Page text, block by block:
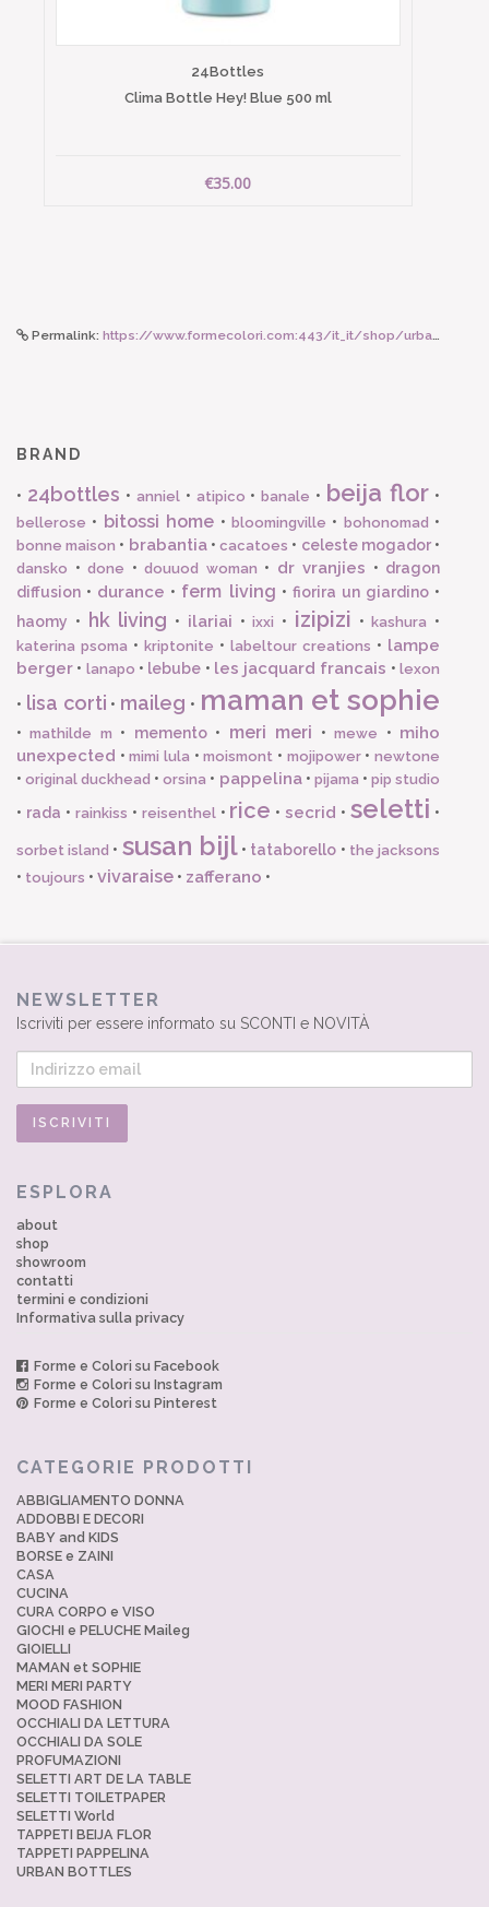
24Bottles
Clima Bottle Hey! Blue 500 ml
€35.00
Permalink: https://www.formecolori.com:443/it_it/shop/urban_bottles/accessori/24bottles_bottle_tie_black/3840
BRAND
• 24bottles • anniel• atipico •banale • beija flor •
bellerose • bitossi home • bloomingville • bohonomad •
bonne maison • brabantia•cacatoes • celeste mogador•
dansko • done • douuod woman • dr vranjies • dragon
diffusion • durance • ferm living • fiorira un giardino•
haomy • hk living • ilariai •ixxi • izipizi •kashura •
katerina psoma • kriptonite • labeltour creations • lampe
berger • lanapo • lebube • les jacquard francais •lexon
• lisa corti • maileg • maman et sophie
•mathilde m • memento• meri meri •mewe • miho
unexpected •mimi lula •moismont • mojipower•newtone
•original duckhead •orsina • pappelina• pijama • pip studio
• rada • rainkiss • reisenthel• rice •secrid •seletti •
sorbet island • susan bijl• tataborello • the jacksons
• toujours • vivaraise • zafferano •
NEWSLETTER
Iscriviti per essere informato su SCONTI e NOVITÀ
ESPLORA
about
shop
showroom
contatti
termini e condizioni
Informativa sulla privacy
Forme e Colori su Facebook
Forme e Colori su Instagram
Forme e Colori su Pinterest
CATEGORIE PRODOTTI
ABBIGLIAMENTO DONNA
ADDOBBI E DECORI
BABY and KIDS
BORSE e ZAINI
CASA
CUCINA
CURA CORPO e VISO
GIOCHI e PELUCHE Maileg
GIOIELLI
MAMAN et SOPHIE
MERI MERI PARTY
MOOD FASHION
OCCHIALI DA LETTURA
OCCHIALI DA SOLE
PROFUMAZIONI
SELETTI ART DE LA TABLE
SELETTI TOILETPAPER
SELETTI World
TAPPETI BEIJA FLOR
TAPPETI PAPPELINA
URBAN BOTTLES